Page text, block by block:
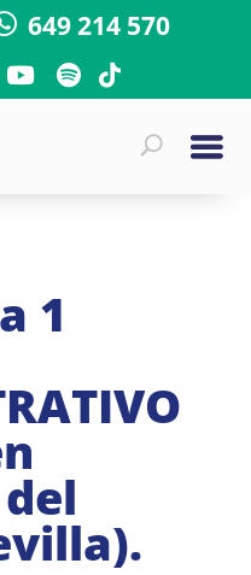
649 214 570
1